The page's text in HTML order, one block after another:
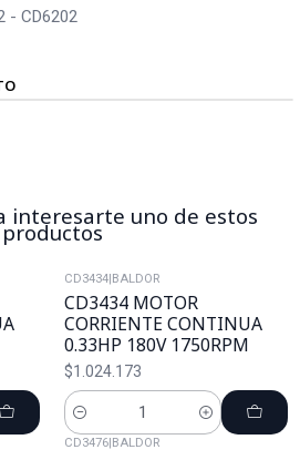
- CD6202
interesarte uno de estos
productos
CD3434|BALDOR
CD3434 MOTOR
CORRIENTE CONTINUA
0.33HP 180V 1750RPM
$1.024.173
Cantidad
CD3476|BALDOR